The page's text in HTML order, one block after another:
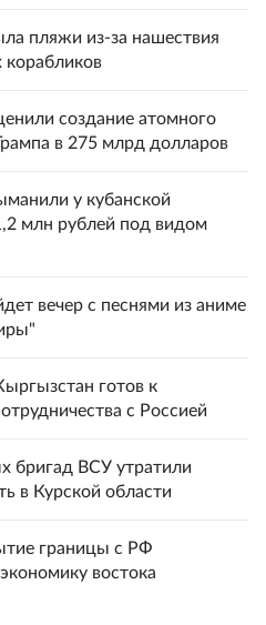
пляжи из-за нашествия
корабликов
создание атомного
в 275 млрд долларов
у кубанской
млн рублей под видом
вечер с песнями из аниме
готов к
с Россией
бригад ВСУ утратили
в Курской области
границы с РФ
востока